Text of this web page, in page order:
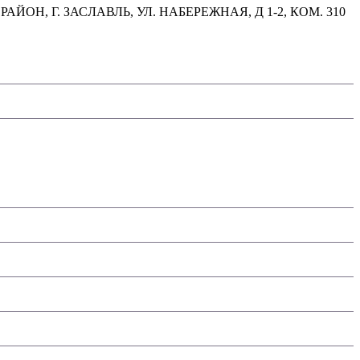
Г. ЗАСЛАВЛЬ, УЛ. НАБЕРЕЖНАЯ, Д 1-2, КОМ. 310